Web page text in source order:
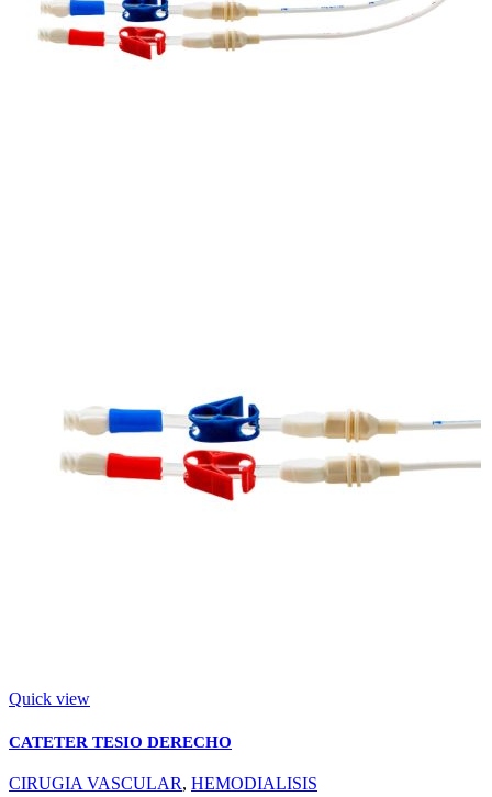
Quick view
CATETER TESIO DERECHO
CIRUGIA VASCULAR, HEMODIALISIS